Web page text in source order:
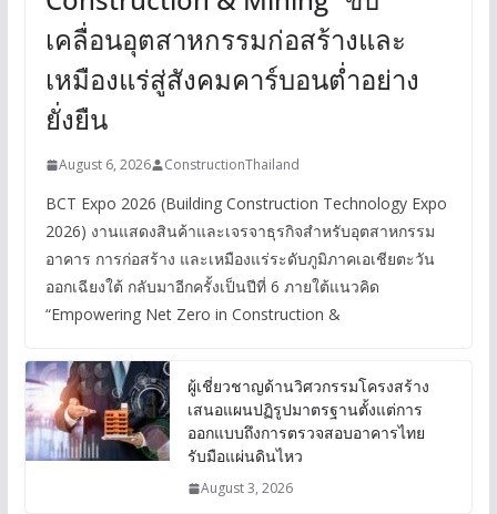
เคลื่อนอุตสาหกรรมก่อสร้างและ
เหมืองแร่สู่สังคมคาร์บอนต่ำอย่าง
ยั่งยืน
August 6, 2026 ConstructionThailand
BCT Expo 2026 (Building Construction Technology Expo
2026) งานแสดงสินค้าและเจรจาธุรกิจสำหรับอุตสาหกรรม
อาคาร การก่อสร้าง และเหมืองแร่ระดับภูมิภาคเอเชียตะวัน
ออกเฉียงใต้ กลับมาอีกครั้งเป็นปีที่ 6 ภายใต้แนวคิด
“Empowering Net Zero in Construction &
ผู้เชี่ยวชาญด้านวิศวกรรมโครงสร้าง
เสนอแผนปฏิรูปมาตรฐานตั้งแต่การ
ออกแบบถึงการตรวจสอบอาคารไทย
รับมือแผ่นดินไหว
August 3, 2026